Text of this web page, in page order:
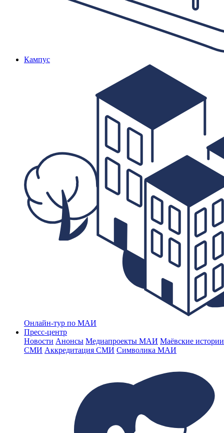
Кампус
Онлайн-тур по МАИ
Пресс-центр
Новости Анонсы Медиапроекты МАИ Маёвские
СМИ Аккредитация СМИ Символика МАИ